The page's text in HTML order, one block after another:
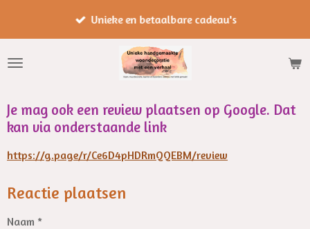
de
Unieke en betaalbare cadeau's
Je mag ook een review plaatsen op Google. Dat
kan via onderstaande link
https://g.page/r/Ce6D4pHDRmQQEBM/review
Reactie plaatsen
Naam *